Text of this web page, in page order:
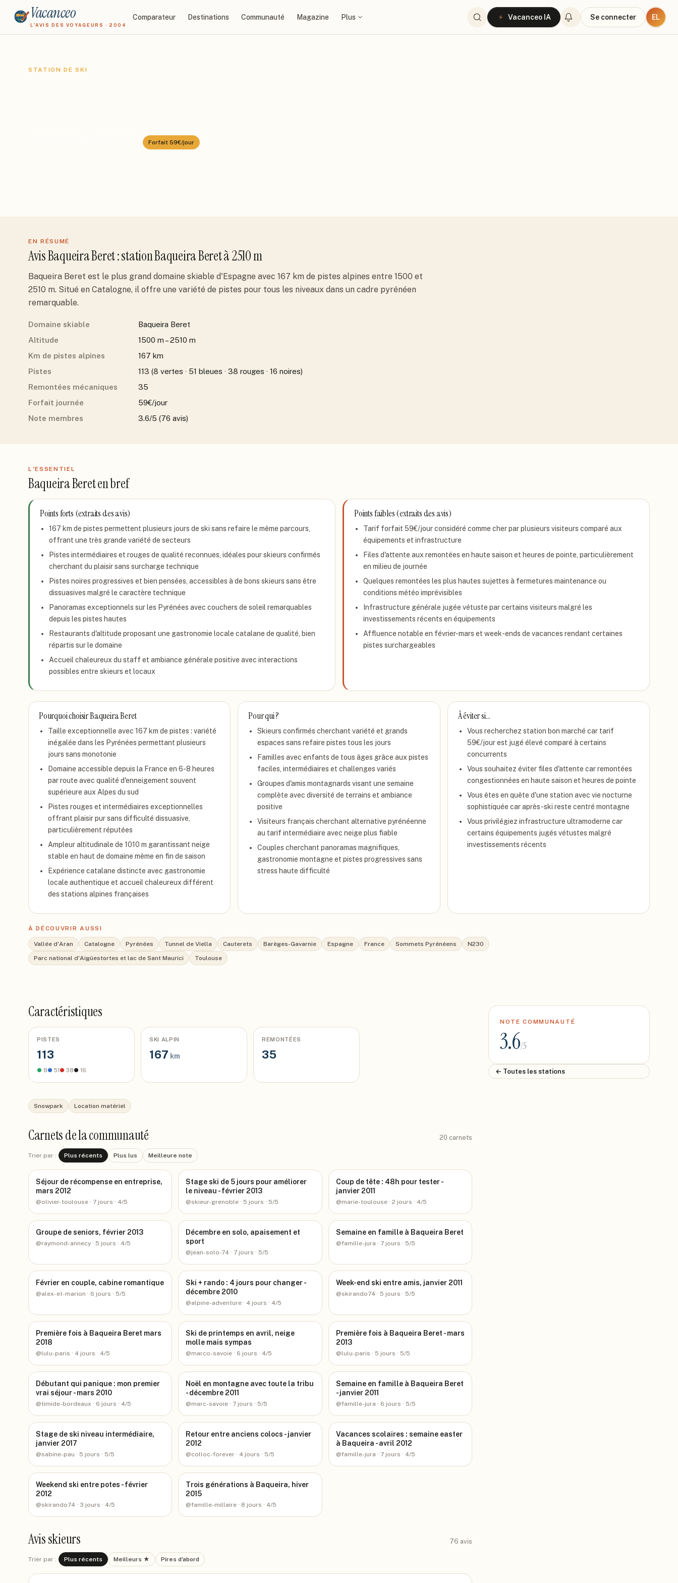
Vacanceo
L'AVIS DES VOYAGEURS · 2004
Comparateur Destinations Communauté Magazine Plus Vacanceo IA Se connecter EL
STATION DE SKI
Forfait 59€/jour
EN RÉSUMÉ
AvisBaqueira Beret: stationBaqueira Beretà 2510 m
Baqueira Beret est le plus grand domaine skiable d'Espagne avec 167 km de pistes alpines entre 1500 et
2510 m. Situé en Catalogne, il offre une variété de pistes pour tous les niveaux dans un cadre pyrénéen
remarquable.
Domaine skiable
Baqueira Beret
Altitude
1500 m – 2510 m
Km de pistes alpines
167 km
Pistes
113 (8 vertes · 51 bleues · 38 rouges · 16 noires)
Remontées mécaniques
35
Forfait journée
59€/jour
Note membres
3.6/5 (76 avis)
L'ESSENTIEL
Baqueira Bereten bref
Points forts (extraits des avis)
167 km de pistes permettent plusieurs jours de ski sans refaire le même parcours,
offrant une très grande variété de secteurs
Pistes intermédiaires et rouges de qualité reconnues, idéales pour skieurs confirmés
cherchant du plaisir sans surcharge technique
Pistes noires progressives et bien pensées, accessibles à de bons skieurs sans être
dissuasives malgré le caractère technique
Panoramas exceptionnels sur les Pyrénées avec couchers de soleil remarquables
depuis les pistes hautes
Restaurants d'altitude proposant une gastronomie locale catalane de qualité, bien
répartis sur le domaine
Accueil chaleureux du staff et ambiance générale positive avec interactions
possibles entre skieurs et locaux
Points faibles (extraits des avis)
Tarif forfait 59€/jour considéré comme cher par plusieurs visiteurs comparé aux
équipements et infrastructure
Files d'attente aux remontées en haute saison et heures de pointe, particulièrement
en milieu de journée
Quelques remontées les plus hautes sujettes à fermetures maintenance ou
conditions météo imprévisibles
Infrastructure générale jugée vétuste par certains visiteurs malgré les
investissements récents en équipements
Affluence notable en février-mars et week-ends de vacances rendant certaines
pistes surchargeables
Pourquoi choisirBaqueira Beret
Taille exceptionnelle avec 167 km de pistes : variété
inégalée dans les Pyrénées permettant plusieurs
jours sans monotonie
Domaine accessible depuis la France en 6-8 heures
par route avec qualité d'enneigement souvent
supérieure aux Alpes du sud
Pistes rouges et intermédiaires exceptionnelles
offrant plaisir pur sans difficulté dissuasive,
particulièrement réputées
Ampleur altitudinale de 1010 m garantissant neige
stable en haut de domaine même en fin de saison
Expérience catalane distincte avec gastronomie
locale authentique et accueil chaleureux différent
des stations alpines françaises
Pour qui ?
Skieurs confirmés cherchant variété et grands
espaces sans refaire pistes tous les jours
Familles avec enfants de tous âges grâce aux pistes
faciles, intermédiaires et challenges variés
Groupes d'amis montagnards visant une semaine
complète avec diversité de terrains et ambiance
positive
Visiteurs français cherchant alternative pyrénéenne
au tarif intermédiaire avec neige plus fiable
Couples cherchant panoramas magnifiques,
gastronomie montagne et pistes progressives sans
stress haute difficulté
À éviter si…
Vous recherchez station bon marché car tarif
59€/jour est jugé élevé comparé à certains
concurrents
Vous souhaitez éviter files d'attente car remontées
congestionnées en haute saison et heures de pointe
Vous êtes en quête d'une station avec vie nocturne
sophistiquée car après-ski reste centré montagne
Vous privilégiez infrastructure ultramoderne car
certains équipements jugés vétustes malgré
investissements récents
À DÉCOUVRIR AUSSI
Vallée d'Aran Catalogne Pyrénées Tunnel de Viella Cauterets Barèges-Gavarnie Espagne France Sommets Pyrénéens
N230
Parc national d'Aigüestortes et lac de Sant Maurici
Toulouse
Caractéristiques
PISTES
113
● 8● 51● 38● 16
SKI ALPIN
167 km
REMONTÉES
35
Snowpark Location matériel
Carnets de la communauté 20 carnets
Trier par : Plus récents Plus lus Meilleure note
Séjour de récompense en entreprise,
mars 2012
@olivier-toulouse · 7 jours · 4/5
Stage ski de 5 jours pour améliorer
le niveau - février 2013
@skieur-grenoble · 5 jours · 5/5
Coup de tête : 48h pour tester -
janvier 2011
@marie-toulouse· 2 jours · 4/5
Groupe de seniors, février 2013
@raymond-annecy · 5 jours · 4/5
Décembre en solo, apaisement et
sport
@jean-solo-74 · 7 jours · 5/5
Semaine en famille à Baqueira Beret
@famille-jura · 7 jours · 5/5
Février en couple, cabine romantique
@alex-et-marion · 6 jours · 5/5
Ski + rando : 4 jours pour changer -
décembre 2010
@alpine-adventure · 4 jours · 4/5
Week-end ski entre amis, janvier 2011
@skirando74· 5 jours · 5/5
Première fois à Baqueira Beret mars
2018
@lulu-paris · 4 jours · 4/5
Ski de printemps en avril, neige
molle mais sympas
@marco-savoie · 6 jours · 4/5
Première fois à Baqueira Beret - mars
2013
@lulu-paris · 5 jours · 5/5
Débutant qui panique : mon premier
vrai séjour - mars 2010
@timide-bordeaux · 6 jours · 4/5
Noël en montagne avec toute la tribu
- décembre 2011
@marc-savoie · 7 jours · 5/5
Semaine en famille à Baqueira Beret
- janvier 2011
@famille-jura · 6 jours · 5/5
Stage de ski niveau intermédiaire,
janvier 2017
@sabine-pau · 5 jours · 5/5
Retour entre anciens colocs - janvier
2012
@colloc-forever · 4 jours · 5/5
Vacances scolaires : semaine easter
à Baqueira - avril 2012
@famille-jura · 7 jours · 4/5
Weekend ski entre potes - février
2012
@skirando74 · 3 jours · 4/5
Trois générations à Baqueira, hiver
2015
@famille-millaire · 8 jours · 4/5
Avis skieurs 76 avis
Trier par : Plus récents Meilleurs ★ Pires d'abord
NOTE COMMUNAUTÉ
3.6/5
← Toutes les stations